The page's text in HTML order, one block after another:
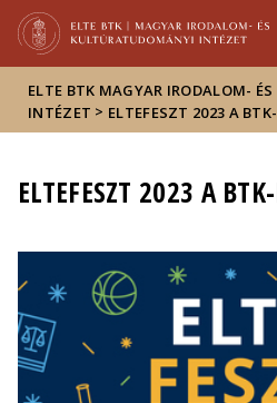
Hírek
ELTE a
ELTE BTK MAGYAR IRODALOM-
INTÉZET > ELTEFESZT 2023 A
ELTEFESZT 2023 A